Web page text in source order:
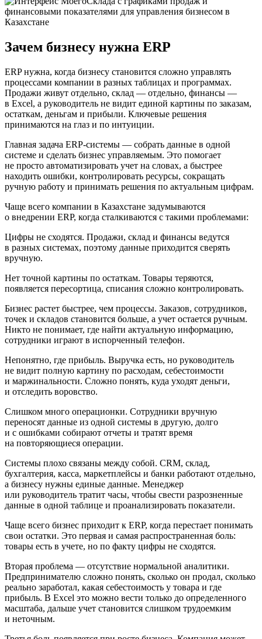
Зачем бизнесу нужна ERP
ERP нужна, когда бизнесу становится сложно управлять
процессами компании в разных таблицах и программах.
Продажи живут отдельно, склад — отдельно, финансы —
в Excel, а руководитель не видит единой картины по заказам,
остаткам, деньгам и прибыли. Ключевые решения
принимаются на глаз и по интуиции.
Главная задача ERP-системы — собрать данные в одной
системе и сделать бизнес управляемым. Это помогает
не просто автоматизировать учет на словах, а быстрее
находить ошибки, контролировать ресурсы, сокращать
ручную работу и принимать решения по актуальным цифрам.
Чаще всего компании в Казахстане задумываются
о внедрении ERP, когда сталкиваются с такими проблемами:
Цифры не сходятся. Продажи, склад и финансы ведутся
в разных системах, поэтому данные приходится сверять
вручную.
Нет точной картины по остаткам. Товары теряются,
появляется пересортица, списания сложно контролировать.
Бизнес растет быстрее, чем процессы. Заказов, сотрудников,
точек и складов становится больше, а учет остается ручным.
Никто не понимает, где найти актуальную информацию,
сотрудники играют в испорченный телефон.
Непонятно, где прибыль. Выручка есть, но руководитель
не видит полную картину по расходам, себестоимости
и маржинальности. Сложно понять, куда уходят деньги,
и отследить воровство.
Слишком много операционки. Сотрудники вручную
переносят данные из одной системы в другую, долго
и с ошибками собирают отчеты и тратят время
на повторяющиеся операции.
Системы плохо связаны между собой. CRM, склад,
бухгалтерия, касса, маркетплейсы и банки работают отдельно,
а бизнесу нужны единые данные. Менеджер
или руководитель тратит часы, чтобы свести разрозненные
данные в одной таблице и проанализировать показатели.
Чаще всего бизнес приходит к ERP, когда перестает понимать
свои остатки. Это первая и самая распространенная боль:
товары есть в учете, но по факту цифры не сходятся.
Вторая проблема — отсутствие нормальной аналитики.
Предпринимателю сложно понять, сколько он продал, сколько
реально заработал, какая себестоимость у товара и где
прибыль. В Excel это можно вести только до определенного
масштаба, дальше учет становится слишком трудоемким
и неточным.